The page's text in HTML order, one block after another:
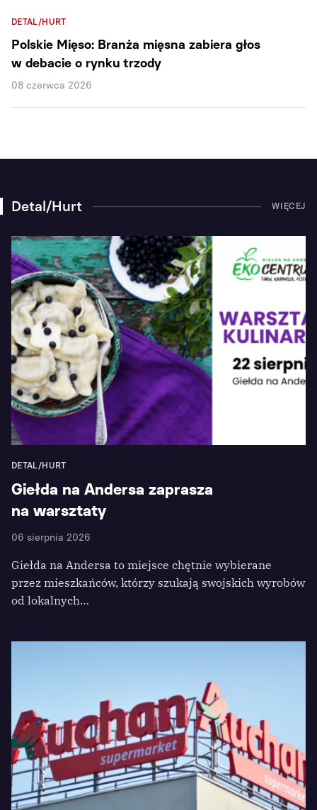
DETAL/HURT
Polskie Mięso: Branża mięsna zabiera głos
w debacie o rynku trzody
08 czerwca 2026
Detal/Hurt WIĘCEJ
DETAL/HURT
Giełda na Andersa zaprasza
na warsztaty
06 sierpnia 2026
Giełda na Andersa to miejsce chętnie wybierane
przez mieszkańców, którzy szukają swojskich wyrobów
od lokalnych…